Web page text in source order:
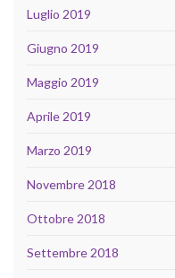
Luglio 2019
Giugno 2019
Maggio 2019
Aprile 2019
Marzo 2019
Novembre 2018
Ottobre 2018
Settembre 2018